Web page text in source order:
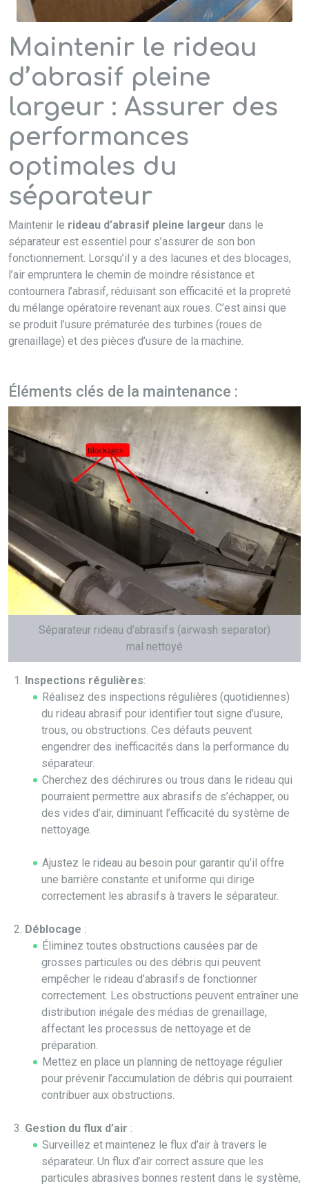
Maintenir le rideau
d’abrasif pleine
largeur : Assurer des
performances
optimales du
séparateur
Maintenir le rideau d’abrasif pleine largeur dans le
séparateur est essentiel pour s’assurer de son bon
fonctionnement. Lorsqu’il y a des lacunes et des blocages,
l’air empruntera le chemin de moindre résistance et
contournera l’abrasif, réduisant son efficacité et la propreté
du mélange opératoire revenant aux roues. C’est ainsi que
se produit l’usure prématurée des turbines (roues de
grenaillage) et des pièces d’usure de la machine.
Éléments clés de la maintenance :
Séparateur rideau d’abrasifs (airwash separator)
mal nettoyé
Inspections régulières:
Réalisez des inspections régulières (quotidiennes)
du rideau abrasif pour identifier tout signe d’usure,
trous, ou obstructions. Ces défauts peuvent
engendrer des inefficacités dans la performance du
séparateur.
Cherchez des déchirures ou trous dans le rideau qui
pourraient permettre aux abrasifs de s’échapper, ou
des vides d’air, diminuant l’efficacité du système de
nettoyage.
Ajustez le rideau au besoin pour garantir qu’il offre
une barrière constante et uniforme qui dirige
correctement les abrasifs à travers le séparateur.
Déblocage :
Éliminez toutes obstructions causées par de
grosses particules ou des débris qui peuvent
empêcher le rideau d’abrasifs de fonctionner
correctement. Les obstructions peuvent entraîner une
distribution inégale des médias de grenaillage,
affectant les processus de nettoyage et de
préparation.
Mettez en place un planning de nettoyage régulier
pour prévenir l’accumulation de débris qui pourraient
contribuer aux obstructions.
Gestion du flux d’air :
Surveillez et maintenez le flux d’air à travers le
séparateur. Un flux d’air correct assure que les
particules abrasives bonnes restent dans le système,